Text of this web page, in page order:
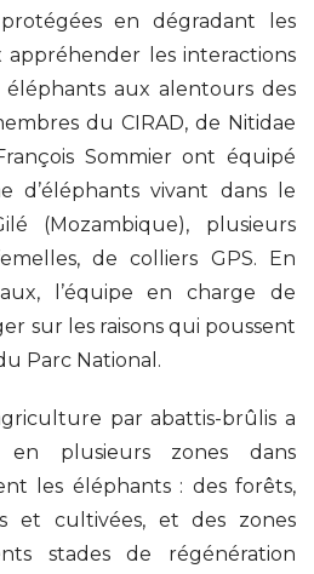
en dégradant les
les interactions
aux alentours des
du CIRAD, de Nitidae
Sommier ont équipé
d’éléphants vivant dans le
(Mozambique), plusieurs
de colliers GPS. En
l’équipe en charge de
sur les raisons qui poussent
Parc National.
par abattis-brûlis a
en plusieurs zones dans
les éléphants : des forêts,
et cultivées, et des zones
stades de régénération